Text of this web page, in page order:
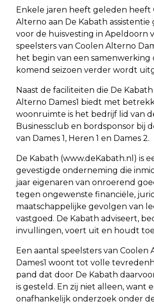
Enkele jaren heeft geleden heeft
Alterno aan De Kabath assistentie
voor de huisvesting in Apeldoorn
speelsters van Coolen Alterno
het begin van een samenwerking
komend seizoen verder wordt
Naast de faciliteiten die De
Alterno Dames1 biedt met
woonruimte is het bedrijf lid van
Businessclub en bordsponsor bij
van Dames 1, Heren 1 en Dames 2.
De Kabath (www.deKabath.nl) is
gevestigde onderneming die
jaar eigenaren van onroerend
tegen ongewenste financiële,
maatschappelijke gevolgen van
vastgoed. De Kabath adviseert,
invullingen, voert uit en houdt
Een aantal speelsters van Coolen
Dames1 woont tot volle
pand dat door De Kabath
is gesteld. En zij niet alleen, want
onafhankelijk onderzoek onder